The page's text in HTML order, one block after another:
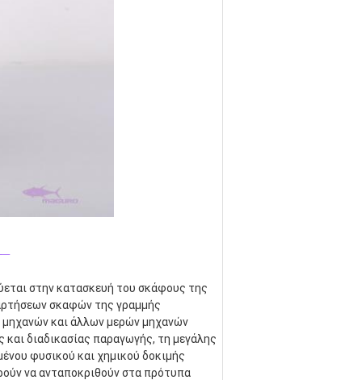
στην κατασκευή του σκάφους της
σκαφών της γραμμής
και άλλων μερών μηχανών
διαδικασίας παραγωγής, τη μεγάλης
φυσικού και χημικού δοκιμής
να ανταποκριθούν στα πρότυπα